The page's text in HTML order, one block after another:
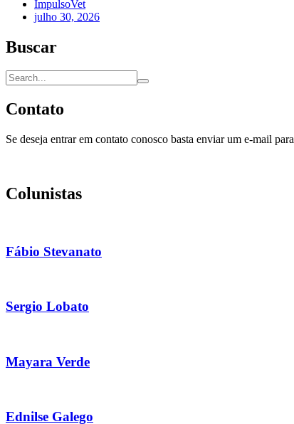
ImpulsoVet
julho 30, 2026
Buscar
Contato
Se deseja entrar em contato conosco basta enviar um e-mail para
Colunistas
Fábio Stevanato
Sergio Lobato
Mayara Verde
Ednilse Galego